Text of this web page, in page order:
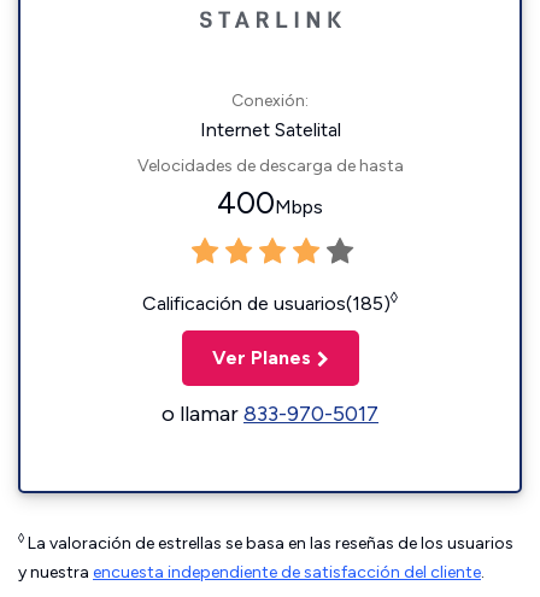
Conexión:
Internet Satelital
Velocidades de descarga de hasta
400Mbps
Calificación de usuarios(185)◊
Ver Planes
o llamar833-970-5017
◊ La valoración de estrellas se basa en las reseñas de los usuarios
y nuestra encuesta independiente de satisfacción del cliente.